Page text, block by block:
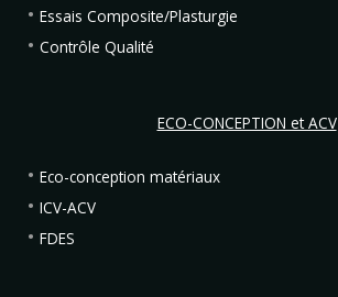
Essais Composite/Plasturgie
Contrôle Qualité
ECO-CONCEPTION et ACV
Eco-conception matériaux
ICV-ACV
FDES